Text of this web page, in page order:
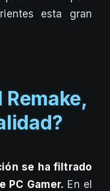
esta gran
Remake,
se ha filtrado
PC Gamer. En el